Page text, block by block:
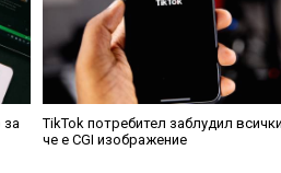
за
TikTok потребител заблудил
че е CGI изображение